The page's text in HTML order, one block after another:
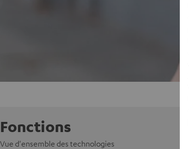
Fonctions
Vue d'ensemble des technologies